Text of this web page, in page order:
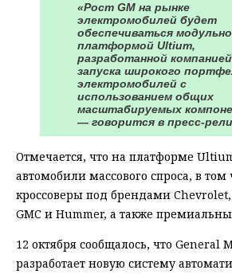
«Рост GM на рынке
электромобилей будет
обеспечиваться
платформой Ultium,
разработанной
запуска широкого
электромобилей с
использованием общих
масштабируемых
— говорится в пресс-
Отмечается, что на платформе
автомобили массового спроса, в
кроссоверы под брендами
GMC и Hummer, а также
12 октября сообщалось, что General
разработает новую систему